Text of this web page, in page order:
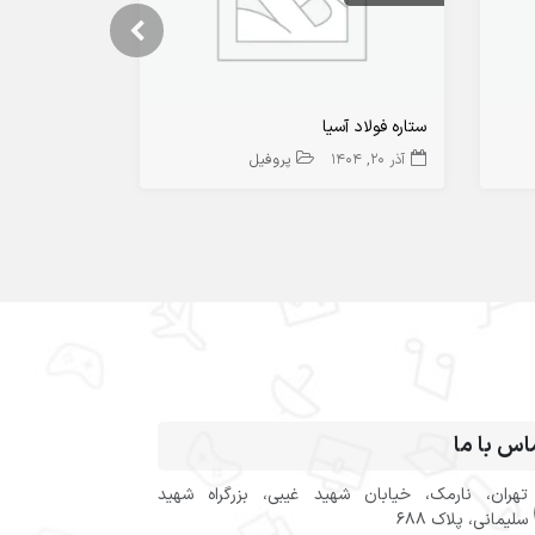
ستاره فولاد آسیا
آذر 20, 1404 پروفیل
با ما
تهران، نارمک، خیابان شهید غیبی، بزرگراه شهید
سلیمانی، پلاک 688